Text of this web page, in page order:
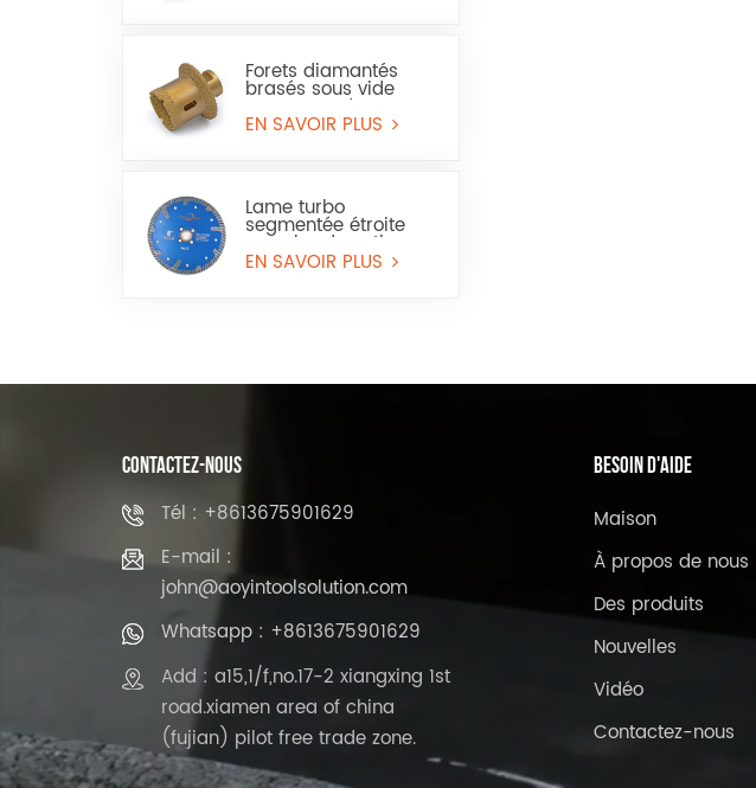
Forets diamantés
brasés sous vide
pour trous de
carrelage, de marbre
EN SAVOIR PLUS
Lame turbo
segmentée étroite
avec bord continu
pour granit et pierre
EN SAVOIR PLUS
CONTACTEZ-NOUS
Tél : +8613675901629
E-mail :
john@aoyintoolsolution.com
Whatsapp : +8613675901629
Add : a15,1/f,no.17-2 xiangxing 1st
road.xiamen area of china
(fujian) pilot free trade zone.
BESOIN D'AIDE
Maison
À propos de nous
Des produits
Nouvelles
Vidéo
Contactez-nous